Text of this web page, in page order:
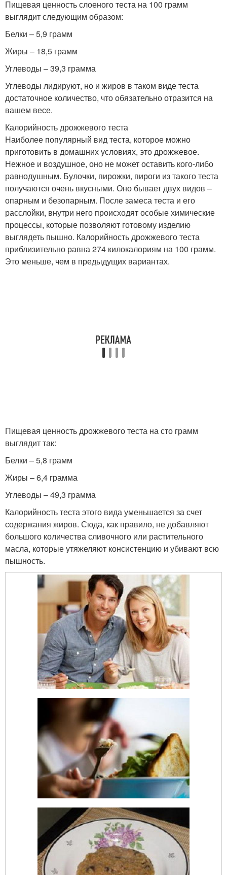
Пищевая ценность слоеного теста на 100 грамм
выглядит следующим образом:
Белки – 5,9 грамм
Жиры – 18,5 грамм
Углеводы – 39,3 грамма
Углеводы лидируют, но и жиров в таком виде теста
достаточное количество, что обязательно отразится на
вашем весе.
Калорийность дрожжевого теста
Наиболее популярный вид теста, которое можно
приготовить в домашних условиях, это дрожжевое.
Нежное и воздушное, оно не может оставить кого-либо
равнодушным. Булочки, пирожки, пироги из такого теста
получаются очень вкусными. Оно бывает двух видов –
опарным и безопарным. После замеса теста и его
расслойки, внутри него происходят особые химические
процессы, которые позволяют готовому изделию
выглядеть пышно. Калорийность дрожжевого теста
приблизительно равна 274 килокалориям на 100 грамм.
Это меньше, чем в предыдущих вариантах.
Пищевая ценность дрожжевого теста на сто грамм
выглядит так:
Белки – 5,8 грамм
Жиры – 6,4 грамма
Углеводы – 49,3 грамма
Калорийность теста этого вида уменьшается за счет
содержания жиров. Сюда, как правило, не добавляют
большого количества сливочного или растительного
масла, которые утяжеляют консистенцию и убивают всю
пышность.